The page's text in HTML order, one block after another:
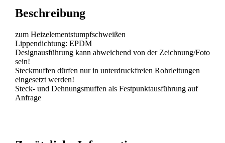
Beschreibung
zum Heizelementstumpfschweißen
Lippendichtung: EPDM
Designausführung kann abweichend von der Zeichnung/Foto
sein!
Steckmuffen dürfen nur in unterdruckfreien Rohrleitungen
eingesetzt werden!
Steck- und Dehnungsmuffen als Festpunktausführung auf
Anfrage